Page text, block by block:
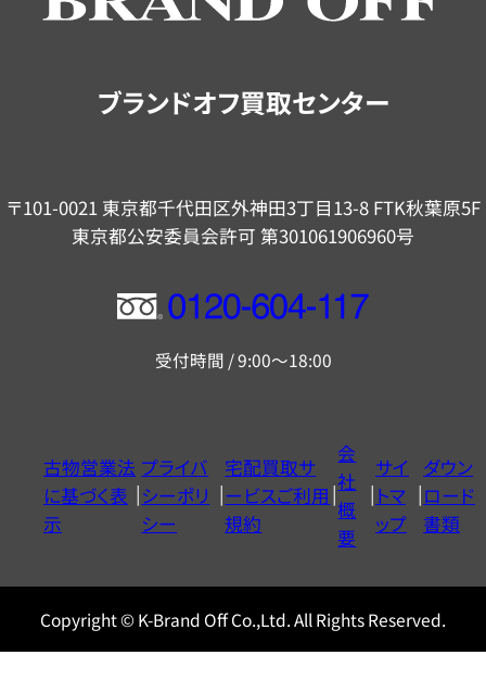
ブランドオフ買取センター
〒101-0021 東京都千代田区外神田3丁目13-8 FTK秋葉原5F
東京都公安委員会許可 第301061906960号
フ
ー
ヤ
ル
0120604117
受付時間 / 9:00～18:00
古物営業法
に基づく表
示
プライバ
シーポリ
シー
宅配買取サ
ービスご利用
規約
会
社
概
要
サイ
トマ
ップ
ダウン
ロード
書類
Copyright © K-Brand Off Co.,Ltd. All Rights Reserved.